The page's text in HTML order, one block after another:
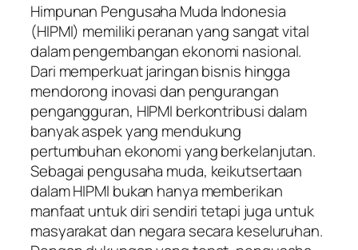
Himpunan Pengusaha Muda Indonesia
(HIPMI) memiliki peranan yang sangat vital
dalam pengembangan ekonomi nasional.
Dari memperkuat jaringan bisnis hingga
mendorong inovasi dan pengurangan
pengangguran, HIPMI berkontribusi dalam
banyak aspek yang mendukung
pertumbuhan ekonomi yang berkelanjutan.
Sebagai pengusaha muda, keikutsertaan
dalam HIPMI bukan hanya memberikan
manfaat untuk diri sendiri tetapi juga untuk
masyarakat dan negara secara keseluruhan.